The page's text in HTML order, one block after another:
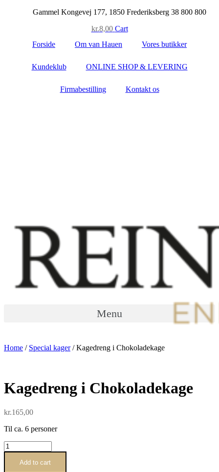
Gammel Kongevej 177, 1850 Frederiksberg 38 800 800
kr.8,00 Cart
Forside
Om van Hauen Vores butikker
Kundeklub ONLINE SHOP & LEVERING
Firmabestilling Kontakt os
Menu
Home / Special kager/ Kagedreng i Chokoladekage
Kagedreng i Chokoladekage
kr.165,00
Til ca. 6 personer
Kagedreng
i
Chokoladekage
Add to cart